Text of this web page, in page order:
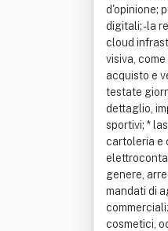
d'opinione;
digitali; - la
cloud
visiva,
acquisto e
testate
dettaglio,
sportivi; *
cartoleria e
genere,
mandati di
cosmetici,